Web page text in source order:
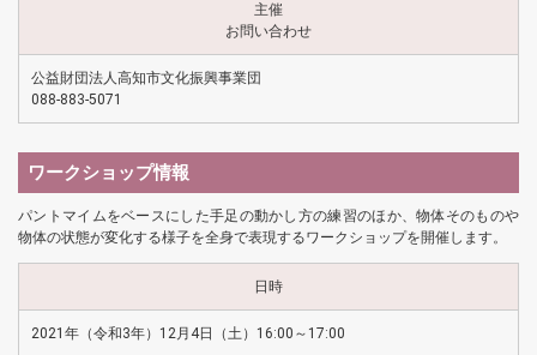
主催
お問い合わせ
公益財団法人高知市文化振興事業団
088-883-5071
ワークショップ情報
パントマイムをベースにした手足の動かし方の練習のほか、物体そのものや
物体の状態が変化する様子を全身で表現するワークショップを開催します。
日時
2021年（令和3年）12月4日（土）16:00～17:00